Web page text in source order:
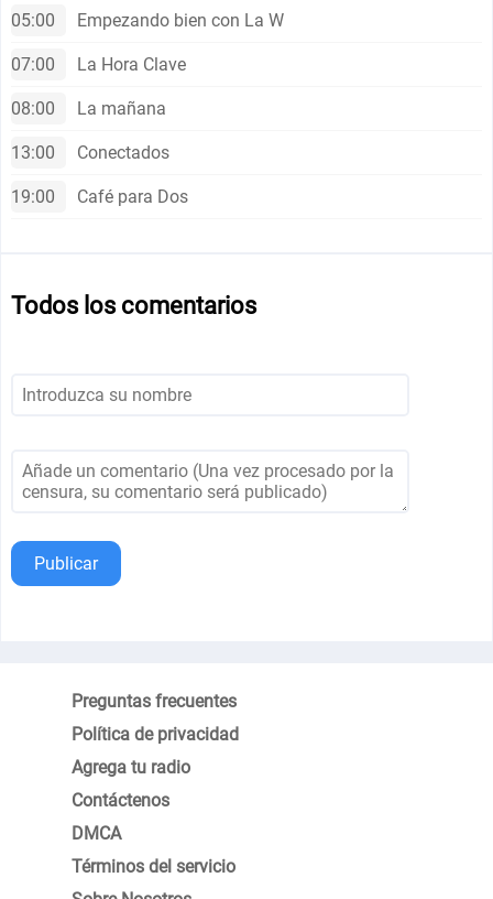
05:00 Empezando bien con La W
07:00 La Hora Clave
08:00 La mañana
13:00 Conectados
19:00 Café para Dos
Todos los comentarios
Publicar
Preguntas frecuentes
Política de privacidad
Agrega tu radio
Contáctenos
DMCA
Términos del servicio